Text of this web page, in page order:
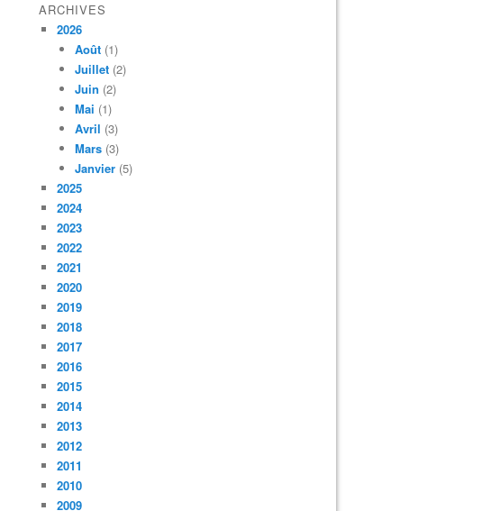
ARCHIVES
2026
Août (1)
Juillet (2)
Juin (2)
Mai (1)
Avril (3)
Mars (3)
Janvier (5)
2025
2024
2023
2022
2021
2020
2019
2018
2017
2016
2015
2014
2013
2012
2011
2010
2009